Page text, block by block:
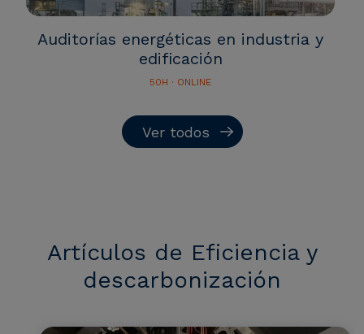
Auditorías energéticas en industria y
edificación
50H · ONLINE
Ver todos
Artículos de Eficiencia y
descarbonización